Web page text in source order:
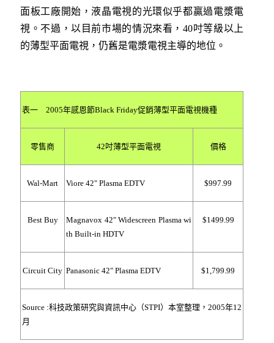
面板工廠開始，液晶電視的光環似乎都贏過電漿電
視。不過，以目前市場的情況來看，40吋等級以上
的薄型平面電視，仍舊是電漿電視主導的地位。
表一 2005年感恩節Black Friday促銷薄型平面電視機種
零售商 42吋薄型平面電視 價格
Wal-Mart Viore 42" Plasma EDTV $997.99
Best Buy
Magnavox 42" Widescreen Plasma wi
th Built-in HDTV
$1499.99
Circuit City Panasonic 42" Plasma EDTV $1,799.99
Source :科技政策研究與資訊中心（STPI）本室整理，2005年12
月